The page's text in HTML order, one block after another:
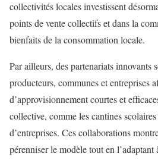
collectivités locales investissent
points de vente collectifs et dans la
bienfaits de la consommation locale.
Par ailleurs, des partenariats innovants
producteurs, communes et entreprises
d’approvisionnement courtes et
collective, comme les cantines
d’entreprises. Ces collaborations
pérenniser le modèle tout en l’adaptant